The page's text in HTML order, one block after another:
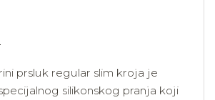
prsluk regular slim kroja je
silikonskog pranja koji